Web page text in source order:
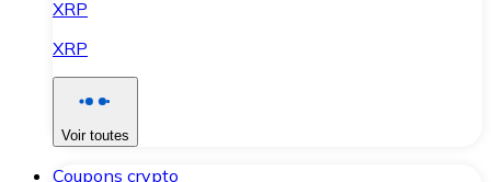
XRP
XRP
Voir toutes
Coupons crypto